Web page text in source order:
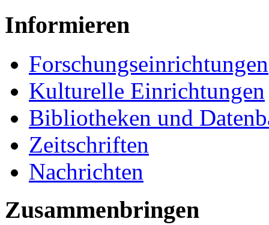
Informieren
Forschungseinrichtungen
Kulturelle Einrichtungen
Bibliotheken und
Zeitschriften
Nachrichten
Zusammenbringen